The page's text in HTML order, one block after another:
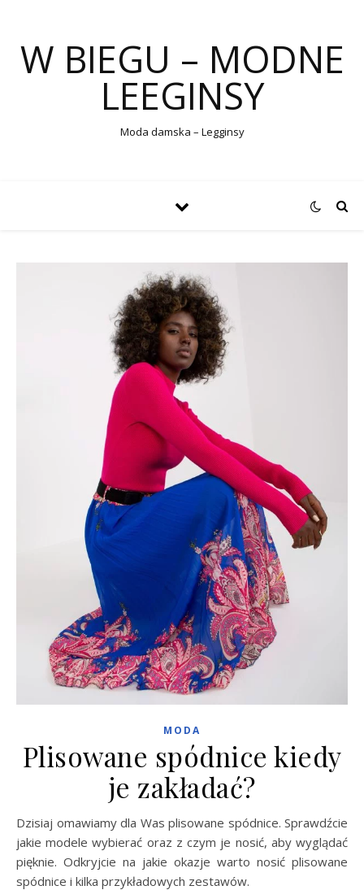
W BIEGU – MODNE
LEEGINSY
Moda damska – Legginsy
MODA
Plisowane spódnice kiedy
je zakładać?
Dzisiaj omawiamy dla Was plisowane spódnice. Sprawdźcie
jakie modele wybierać oraz z czym je nosić, aby wyglądać
pięknie. Odkryjcie na jakie okazje warto nosić plisowane
spódnice i kilka przykładowych zestawów.